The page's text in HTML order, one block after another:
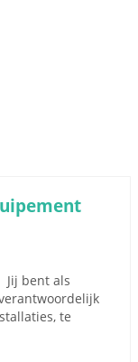
Jij bent als
te